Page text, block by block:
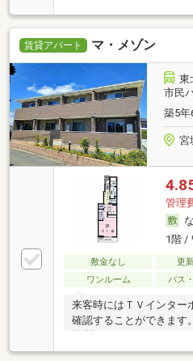
賃貸アパート マ・メゾン
東
市民
築5年
宮
管理
1階 /
敷金なし 更
ワンルーム
バス
来客時にはＴＶインター
確認することができます